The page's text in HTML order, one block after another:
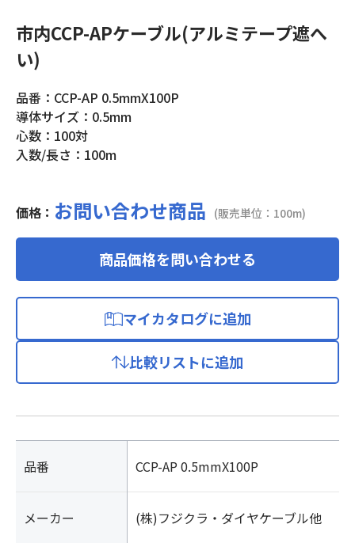
市内CCP-APケーブル(アルミテープ遮へ
い)
品番：CCP-AP 0.5mmX100P
導体サイズ：0.5mm
心数：100対
入数/長さ：100m
価格： お問い合わせ商品 (販売単位：100m)
商品価格を問い合わせる
マイカタログに追加
比較リストに追加
品番 CCP-AP 0.5mmX100P
メーカー (株)フジクラ・ダイヤケーブル他